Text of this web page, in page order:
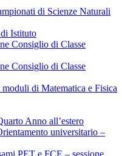
di Scienze Naturali
Istituto
Consiglio di Classe
Consiglio di Classe
di Matematica e Fisica
Anno all’estero
universitario –